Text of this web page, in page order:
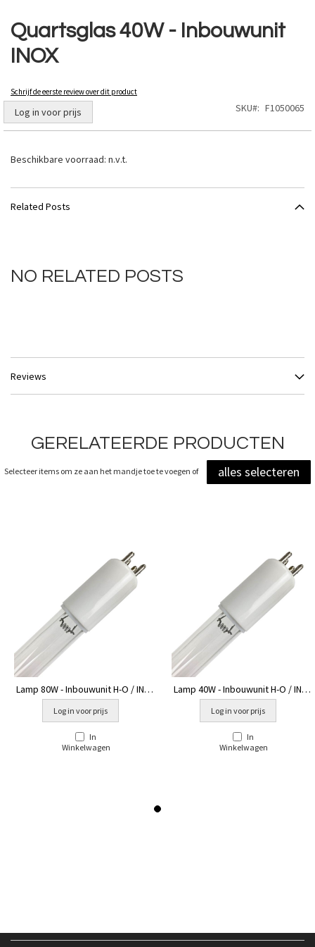
Quartsglas 40W - Inbouwunit
INOX
Schrijf de eerste review over dit product
Log in voor prijs SKU F1050065
Beschikbare voorraad: n.v.t.
naar
het
begin
van
afbeeldingen-
gallerij
Related Posts
NO RELATED POSTS
Reviews
GERELATEERDE PRODUCTEN
Selecteer items om ze aan het mandje toe te voegen of alles selecteren
Lamp 80W - Inbouwunit H-O / INOX
/ Amalgaam
Log in voor prijs
In
Winkelwagen
Lamp 40W - Inbouwunit H-O / INOX
/ Amalgaam
Log in voor prijs
In
Winkelwagen